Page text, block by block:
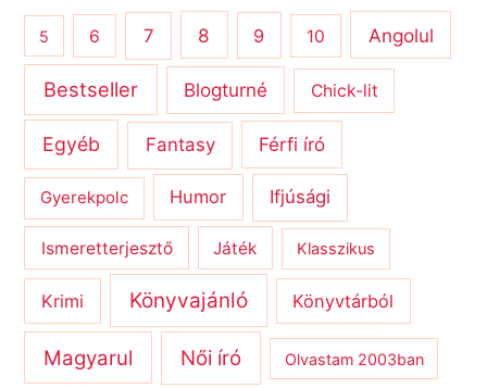
5 6 7 8 9 10 Angolul
Bestseller Blogturné Chick-lit
Egyéb Fantasy Férfi író
Gyerekpolc Humor Ifjúsági
Ismeretterjesztő Játék Klasszikus
Krimi Könyvajánló Könyvtárból
Magyarul Női író Olvastam 2003ban